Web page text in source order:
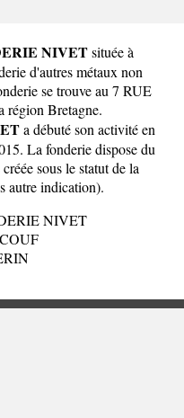
NIVETsituée à
d'autres métaux non
se trouve au 7 RUE
région Bretagne.
a débuté son activité en
La fonderie dispose du
sous le statut de la
autre indication).
NIVET